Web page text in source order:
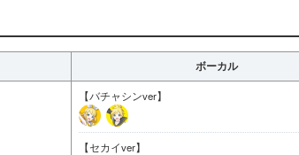
ボーカル
【バチャシンver】
【セカイver】